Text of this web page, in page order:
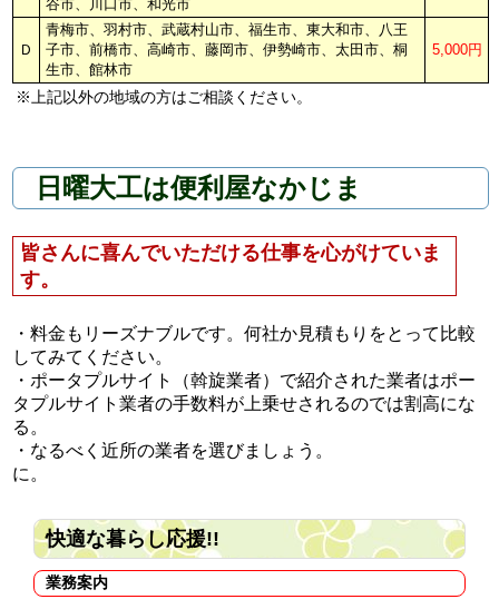
谷市、川口市、和光市
Ｄ
青梅市、羽村市、武蔵村山市、福生市、東大和市、八王
子市、前橋市、高崎市、藤岡市、伊勢崎市、太田市、桐
生市、館林市
5,000円
※上記以外の地域の方はご相談ください。
日曜大工は便利屋なかじま
皆さんに喜んでいただける仕事を心がけていま
す。
・料金もリーズナブルです。何社か見積もりをとって比較
してみてください。
・ポータプルサイト（斡旋業者）で紹介された業者はポー
タプルサイト業者の手数料が上乗せされるのでは割高にな
る。
・なるべく近所の業者を選びましょう。
に。
快適な暮らし応援!!
業務案内